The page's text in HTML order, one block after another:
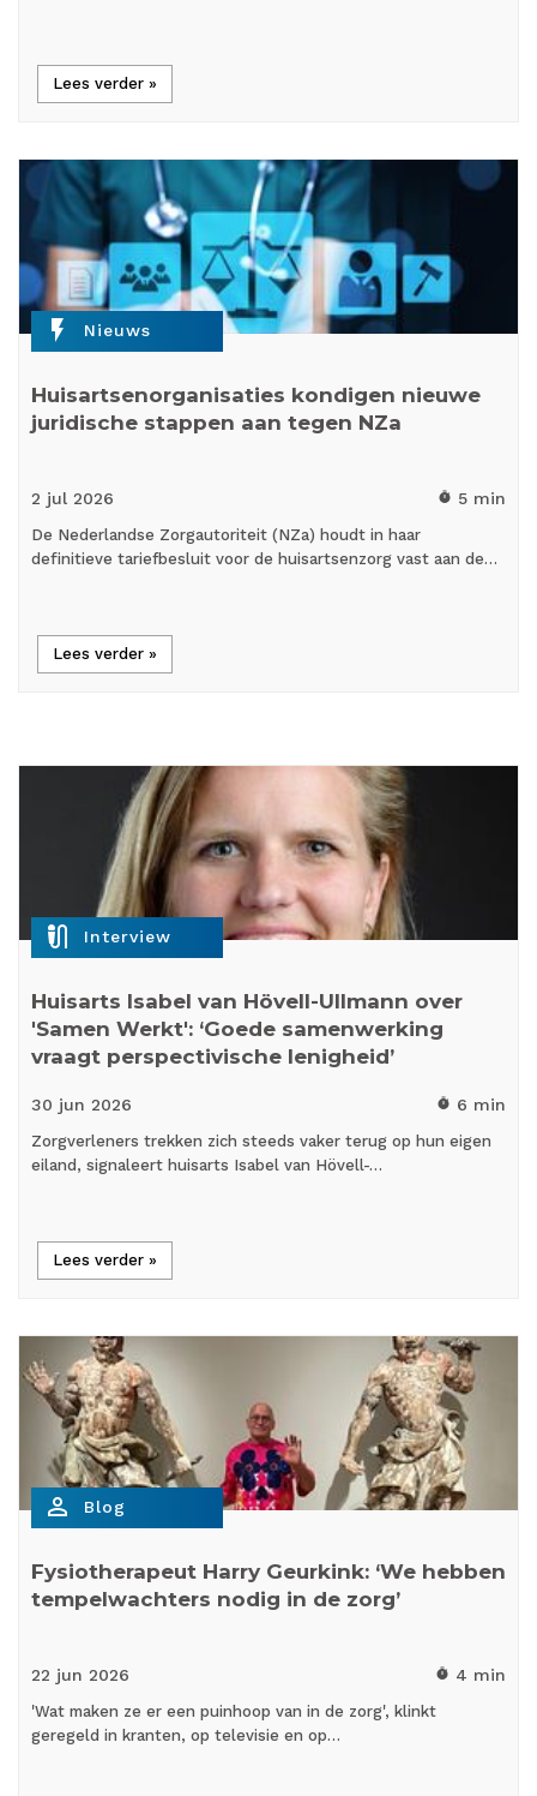
Lees verder »
flash_on Nieuws
Huisartsenorganisaties kondigen nieuwe
juridische stappen aan tegen NZa
2 jul 2026 timer 5 min
De Nederlandse Zorgautoriteit (NZa) houdt in haar
definitieve tariefbesluit voor de huisartsenzorg vast aan de…
Lees verder »
mic_external_on Interview
Huisarts Isabel van Hövell-Ullmann over
'Samen Werkt': ‘Goede samenwerking
vraagt perspectivische lenigheid’
30 jun 2026 timer 6 min
Zorgverleners trekken zich steeds vaker terug op hun eigen
eiland, signaleert huisarts Isabel van Hövell-…
Lees verder »
person_outline Blog
Fysiotherapeut Harry Geurkink: ‘We hebben
tempelwachters nodig in de zorg’
22 jun 2026 timer 4 min
'Wat maken ze er een puinhoop van in de zorg', klinkt
geregeld in kranten, op televisie en op…